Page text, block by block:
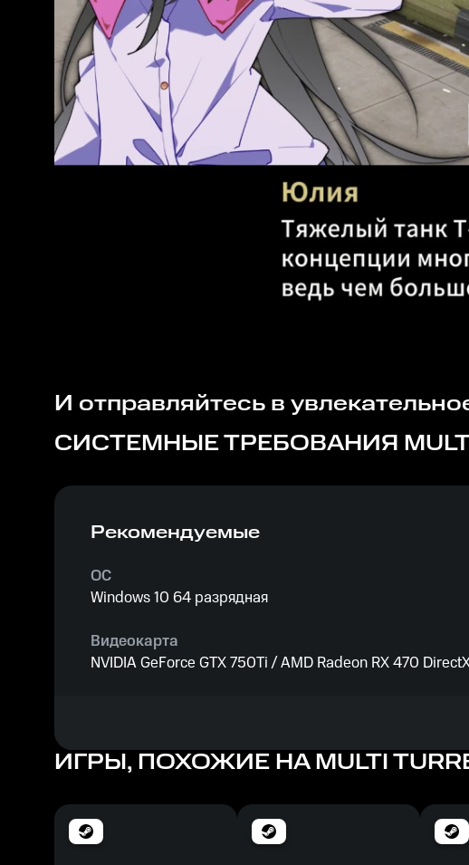
И отправляйтесь в
СИСТЕМНЫЕ ТРЕБОВАНИЯ
Рекомендуемые
ОС
Windows 10 64 разрядная
Видеокарта
NVIDIA GeForce GTX 750Ti / AMD Radeon RX 470
Память
Место на диске
ИГРЫ, ПОХОЖИЕ НА MULTI